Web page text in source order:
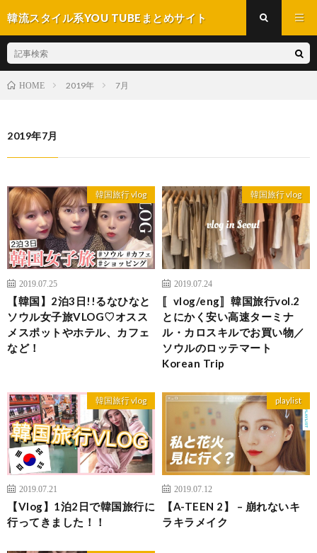
韓流スタイル系YOU TUBEまとめサイト
HOME 2019年 7月
2019年7月
韓国旅行 vlog
2019.07.25
【韓国】2泊3日!!るなひなと
ソウル女子旅VLOG♡オスス
メスポットやホテル、カフェ
など！
韓国旅行 vlog
2019.07.24
〚vlog/eng〛韓国旅行vol.2
とにかく安い高速ターミナ
ル・カロスキルでお買い物／
ソウルのロッテマート
Korean Trip
韓国旅行 vlog
2019.07.21
【Vlog】1泊2日で韓国旅行に
行ってきました！！
playlist
2019.07.12
【A-TEEN 2】 – 崩れないキ
ラキラメイク